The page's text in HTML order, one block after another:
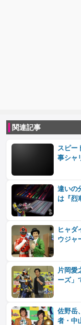
関連記事
スピー
事シャ
違いの
は『烈
ヒャダ
ウジャ
片岡愛
ーズ」
佐野岳
者・中